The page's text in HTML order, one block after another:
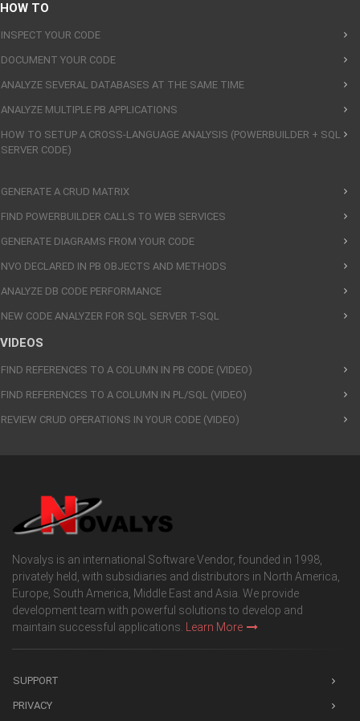
HOW TO
INSPECT YOUR CODE
DOCUMENT YOUR CODE
ANALYZE SEVERAL DATABASES AT THE SAME TIME
ANALYZE MULTIPLE PB APPLICATIONS
HOW TO SETUP A CROSS-LANGUAGE ANALYSIS (POWERBUILDER + SQL
SERVER CODE)
GENERATE A CRUD MATRIX
FIND POWERBUILDER CALLS TO WEB SERVICES
GENERATE DIAGRAMS FROM YOUR CODE
NVO DECLARED IN PB OBJECTS AND METHODS
ANALYZE DB CODE PERFORMANCE
NEW CODE ANALYZER FOR SQL SERVER T-SQL
VIDEOS
FIND REFERENCES TO A COLUMN IN PB CODE (VIDEO)
FIND REFERENCES TO A COLUMN IN PL/SQL (VIDEO)
REVIEW CRUD OPERATIONS IN YOUR CODE (VIDEO)
Novalys is an international Software Vendor, founded in 1998,
privately held, with subsidiaries and distributors in North America,
Europe, South America, Middle East and Asia. We provide
development team with powerful solutions to develop and
maintain successful applications. Learn More
SUPPORT
PRIVACY